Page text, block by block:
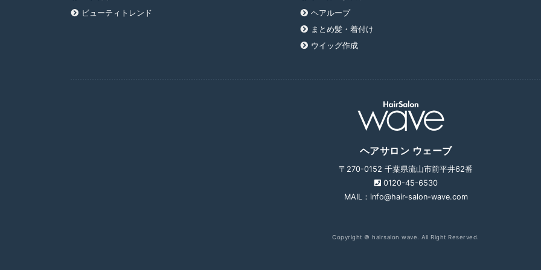
ビューティトレンド
ヘアループ
まとめ髪・着付け
ウイッグ作成
ヘアサロン ウェーブ
〒270-0152 千葉県流山市前平井62番
0120-45-6530
MAIL：info@hair-salon-wave.com
Copyright © hairsalon wave. All Right Reserved.